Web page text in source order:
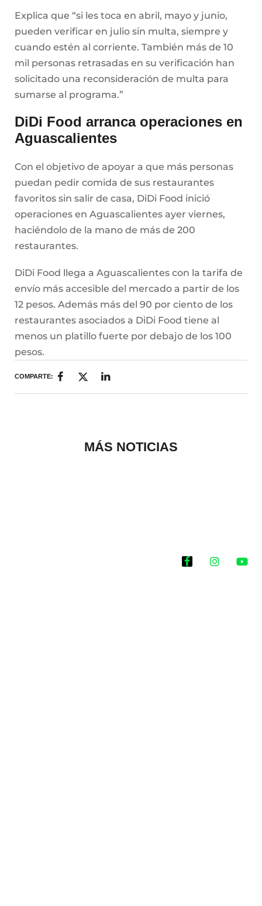
Explica que “si les toca en abril, mayo y junio,
pueden verificar en julio sin multa, siempre y
cuando estén al corriente. También más de 10
mil personas retrasadas en su verificación han
solicitado una reconsideración de multa para
sumarse al programa.”
DiDi Food arranca operaciones en
Aguascalientes
Con el objetivo de apoyar a que más personas
puedan pedir comida de sus restaurantes
favoritos sin salir de casa, DiDi Food inició
operaciones en Aguascalientes ayer viernes,
haciéndolo de la mano de más de 200
restaurantes.
DiDi Food llega a Aguascalientes con la tarifa de
envío más accesible del mercado a partir de los
12 pesos. Además más del 90 por ciento de los
restaurantes asociados a DiDi Food tiene al
menos un platillo fuerte por debajo de los 100
pesos.
COMPARTE:
MÁS NOTICIAS